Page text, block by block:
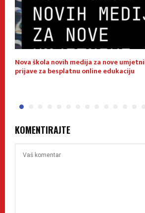
Nova škola novih medija za nove
prijave za besplatnu online edukaciju
KOMENTIRAJTE